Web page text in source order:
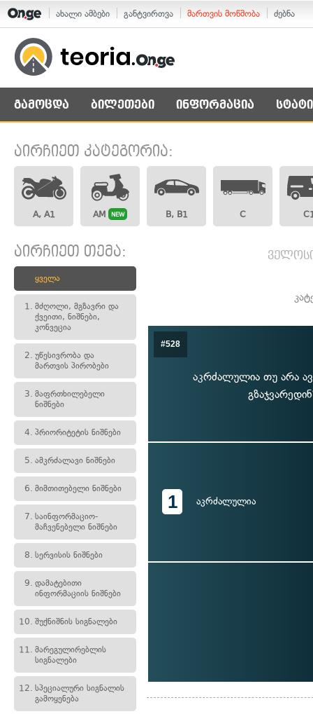
ახალი ამბები განტვირთვა მართვის მოწმობა ძებნა
გამოცდა ბილეთები ინფორმაცია
აირჩიეთ კატეგორია:
A, A1 AM NEW B, B1 C
აირჩიეთ თემა:
ყველა
1. მძღოლი, მგზავრი და
ქვეითი, ნიშნები,
კონვეცია
2. უწესივრობა და
მართვის პირობები
3. მაფრთხილებელი
ნიშნები
4. პრიორიტეტის ნიშნები
5. ამკრძალავი ნიშნები
6. მიმთითებელი ნიშნები
7. საინფორმაციო-
მაჩვენებელი ნიშნები
8. სერვისის ნიშნები
9. დამატებითი
ინფორმაციის ნიშნები
10. შუქნიშნის სიგნალები
11. მარეგულირებლის
სიგნალები
12. სპეციალური სიგნალის
გამოყენება
#528
აკრძალულია თუ არა
1 აკრძალულია